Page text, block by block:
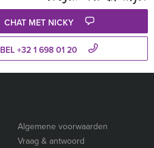
CHAT MET NICKY
BEL +32 1 698 01 20
Algemene voorwaarden
Vraag & antwoord